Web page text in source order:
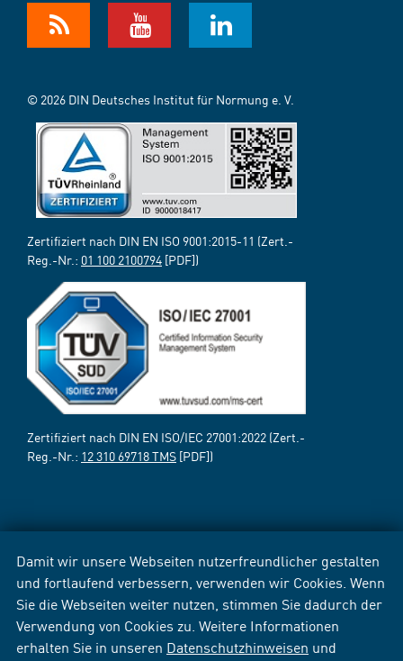
Damit wir unsere Webseiten nutzerfreundlicher gestalten
und fortlaufend verbessern, verwenden wir Cookies. Wenn
Sie die Webseiten weiter nutzen, stimmen Sie dadurch der
Verwendung von Cookies zu. Weitere Informationen
erhalten Sie in unseren Datenschutzhinweisen und
© 2026 DIN Deutsches Institut für Normung e. V.
Zertifiziert nach DIN EN ISO 9001:2015-11 (Zert.-
Reg.-Nr.: 01 100 2100794 [PDF])
Zertifiziert nach DIN EN ISO/IEC 27001:2022 (Zert.-
Reg.-Nr.: 12 310 69718 TMS [PDF])